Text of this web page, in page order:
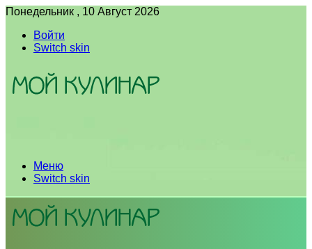
Понедельник , 10 Август 2026
Войти
Switch skin
Меню
Switch skin